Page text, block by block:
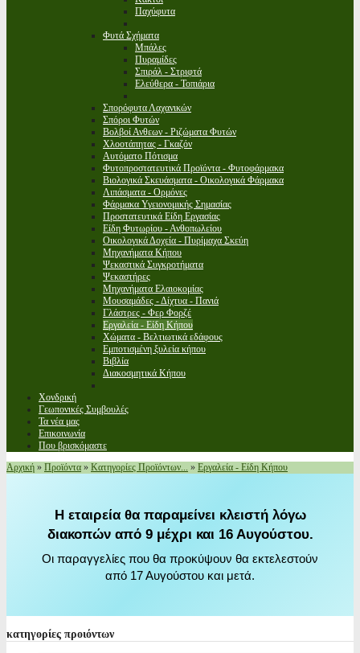
Παχύφυτα
Φυτά Σχήματα
Μπάλες
Πυραμίδες
Σπιράλ - Στριφτά
Ελεύθερα - Τοπιάρια
Σπορόφυτα Λαχανικών
Σπόροι Φυτών
Βολβοί Ανθεων - Ριζώματα Φυτών
Χλοοτάπητας - Γκαζόν
Αυτόματο Πότισμα
Φυτοπροστατευτικά Προϊόντα - Φυτοφάρμακα
Βιολογικά Σκευάσματα - Οικολογικά Φάρμακα
Λιπάσματα - Ορμόνες
Φάρμακα Υγειονομικής Σημασίας
Προστατευτικά Είδη Εργασίας
Είδη Φυτωρίου - Ανθοπωλείου
Οικολογικά Δοχεία - Πυρίμαχα Σκεύη
Μηχανήματα Κήπου
Ψεκαστικά Συγκροτήματα
Ψεκαστήρες
Μηχανήματα Ελαιοκομίας
Μουσαμάδες - Δίχτυα - Πανιά
Γλάστρες - Φερ Φορζέ
Εργαλεία - Είδη Κήπου
Χώματα - Βελτιωτικά εδάφους
Εμποτισμένη ξυλεία κήπου
Βιβλία
Διακοσμητικά Κήπου
Χονδρική
Γεωπονικές Συμβουλές
Τα νέα μας
Επικοινωνία
Που βρισκόμαστε
Αρχική » Προϊόντα » Κατηγορίες Προϊόντων... » Εργαλεία - Είδη Κήπου
Η εταιρεία θα παραμείνει κλειστή λόγω
διακοπών από 9 μέχρι και 16 Αυγούστου.
Οι παραγγελίες που θα προκύψουν θα εκτελεστούν
από 17 Αυγούστου και μετά.
κατηγορίες προιόντων